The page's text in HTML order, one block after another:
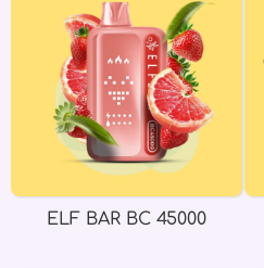
ELF BAR BC 45000